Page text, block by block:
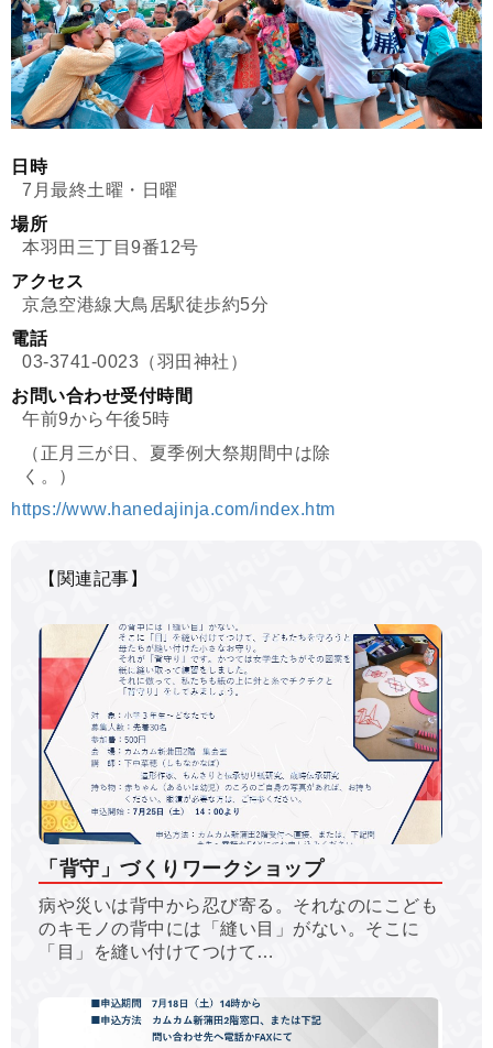
日時
7月最終土曜・日曜
場所
本羽田三丁目9番12号
アクセス
京急空港線大鳥居駅徒歩約5分
電話
03-3741-0023（羽田神社）
お問い合わせ受付時間
午前9から午後5時
（正月三が日、夏季例大祭期間中は除
く。）
https://www.hanedajinja.com/index.htm
【関連記事】
「背守」づくりワークショップ
病や災いは背中から忍び寄る。それなのにこども
のキモノの背中には「縫い目」がない。そこに
「目」を縫い付けてつけて…